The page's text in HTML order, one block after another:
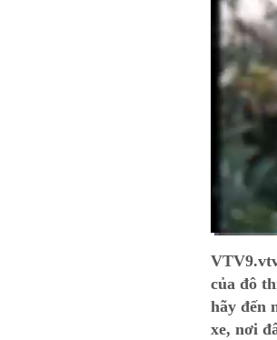
Time
của đô
hãy đến
xe, nơi